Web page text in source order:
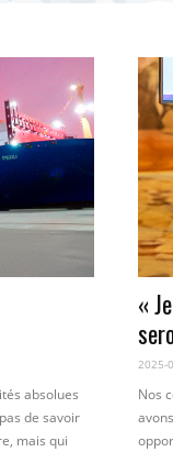
absolues
de savoir
mais qui
«
2025-
Nos